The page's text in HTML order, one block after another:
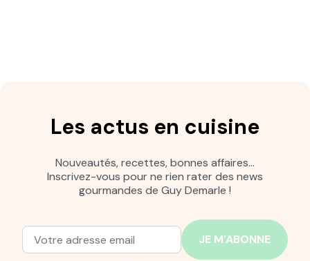
Les actus en cuisine
Nouveautés, recettes, bonnes affaires…
Inscrivez-vous pour ne rien rater des news
gourmandes de Guy Demarle !
Adresse mail
Entrez votre adresse mail pour vous abonner à notre